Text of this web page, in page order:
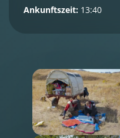
Ankunftszeit: 13:40